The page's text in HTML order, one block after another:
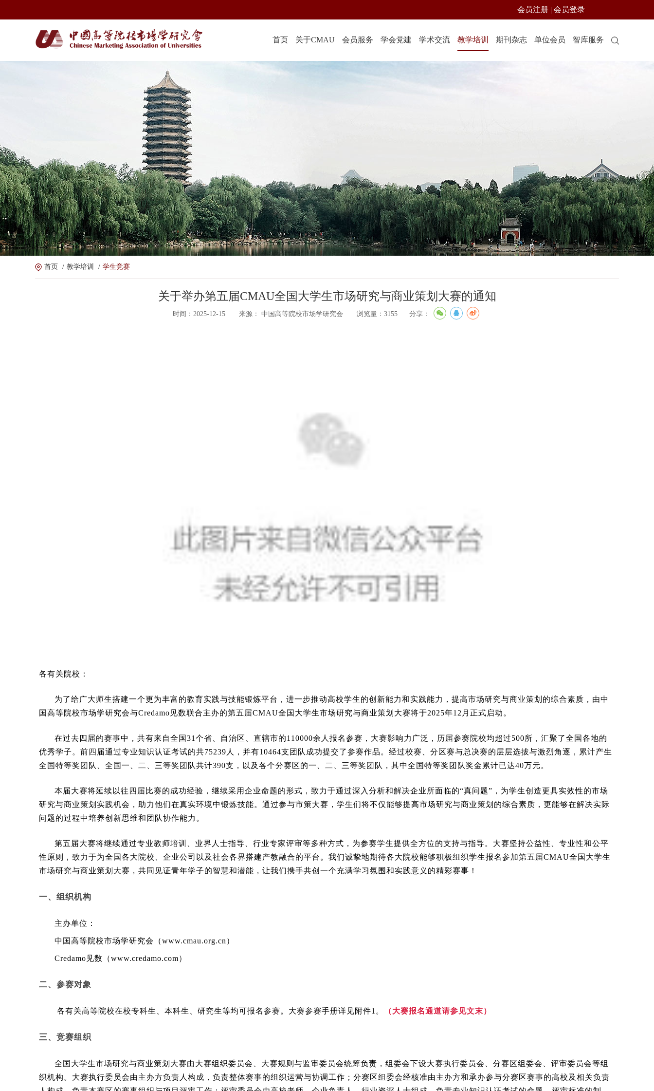
会员注册 | 会员登录
首页 关于CMAU 会员服务 学会党建 学术交流 教学培训 期刊杂志 单位会员 智库服务
首页 / 教学培训 / 学生竞赛
关于举办第五届CMAU全国大学生市场研究与商业策划大赛的通知
时间：2025-12-15 来源： 中国高等院校市场学研究会 浏览量： 3155 分享：
各有关院校：
为了给广大师生搭建一个更为丰富的教育实践与技能锻炼平台，进一步推动高校学生的创新能力和实践能力，提高市场研究与商业策划的综合素质，由中
国高等院校市场学研究会与Credamo见数联合主办的第五届CMAU全国大学生市场研究与商业策划大赛将于2025年12月正式启动。
在过去四届的赛事中，共有来自全国31个省、自治区、直辖市的110000余人报名参赛，大赛影响力广泛，历届参赛院校均超过500所，汇聚了全国各地的
优秀学子。前四届通过专业知识认证考试的共75239人，并有10464支团队成功提交了参赛作品。经过校赛、分区赛与总决赛的层层选拔与激烈角逐，累计产生
全国特等奖团队、全国一、二、三等奖团队共计390支，以及各个分赛区的一、二、三等奖团队，其中全国特等奖团队奖金累计已达40万元。
本届大赛将延续以往四届比赛的成功经验，继续采用企业命题的形式，致力于通过深入分析和解决企业所面临的“真问题”，为学生创造更具实效性的市场
研究与商业策划实践机会，助力他们在真实环境中锻炼技能。通过参与市策大赛，学生们将不仅能够提高市场研究与商业策划的综合素质，更能够在解决实际
问题的过程中培养创新思维和团队协作能力。
第五届大赛将继续通过专业教师培训、业界人士指导、行业专家评审等多种方式，为参赛学生提供全方位的支持与指导。大赛坚持公益性、专业性和公平
性原则，致力于为全国各大院校、企业公司以及社会各界搭建产教融合的平台。我们诚挚地期待各大院校能够积极组织学生报名参加第五届CMAU全国大学生
市场研究与商业策划大赛，共同见证青年学子的智慧和潜能，让我们携手共创一个充满学习氛围和实践意义的精彩赛事！
一、组织机构
主办单位：
中国高等院校市场学研究会（www.cmau.org.cn）
Credamo见数（www.credamo.com）
二、参赛对象
各有关高等院校在校专科生、本科生、研究生等均可报名参赛。大赛参赛手册详见附件1。 （大赛报名通道请参见文末）
三、竞赛组织
全国大学生市场研究与商业策划大赛由大赛组织委员会、大赛规则与监审委员会统筹负责，组委会下设大赛执行委员会、分赛区组委会、评审委员会等组
织机构。大赛执行委员会由主办方负责人构成，负责整体赛事的组织运营与协调工作；分赛区组委会经核准由主办方和承办参与分赛区赛事的高校及相关负责